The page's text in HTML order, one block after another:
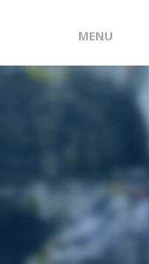
MENU
ENG / 中文